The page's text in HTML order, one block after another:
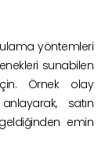
yöntemleri
sunabilen
Örnek olay
satın
emin